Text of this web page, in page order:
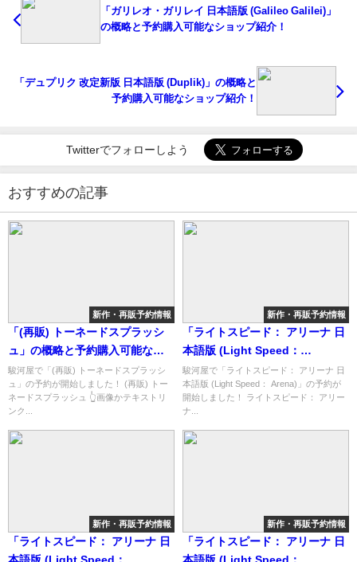
「ガリレオ・ガリレイ 日本語版 (Galileo Galilei)」
の概略と予約購入可能なショップ紹介！
「デュプリク 改定新版 日本語版 (Duplik)」の概略と
予約購入可能なショップ紹介！
Twitterでフォローしよう
おすすめの記事
新作・再販予約情報
「(再販) トーネードスプラッシ
ュ」の概略と予約購入可能なシ
ョップ紹介！
駿河屋で「(再販) トーネードスプラッシ
ュ」の予約が開始しました！ (再販) トー
ネードスプラッシュ 👆画像かテキストリ
ンク...
新作・再販予約情報
「ライトスピード： アリーナ 日
本語版 (Light Speed：
Arena)」の概略と予約購入可能
なショップ紹介！
駿河屋で「ライトスピード： アリーナ 日
本語版 (Light Speed： Arena)」の予約が
開始しました！ ライトスピード： アリー
ナ...
新作・再販予約情報
「ライトスピード： アリーナ 日
本語版 (Light Speed：
新作・再販予約情報
「ライトスピード： アリーナ 日
本語版 (Light Speed：